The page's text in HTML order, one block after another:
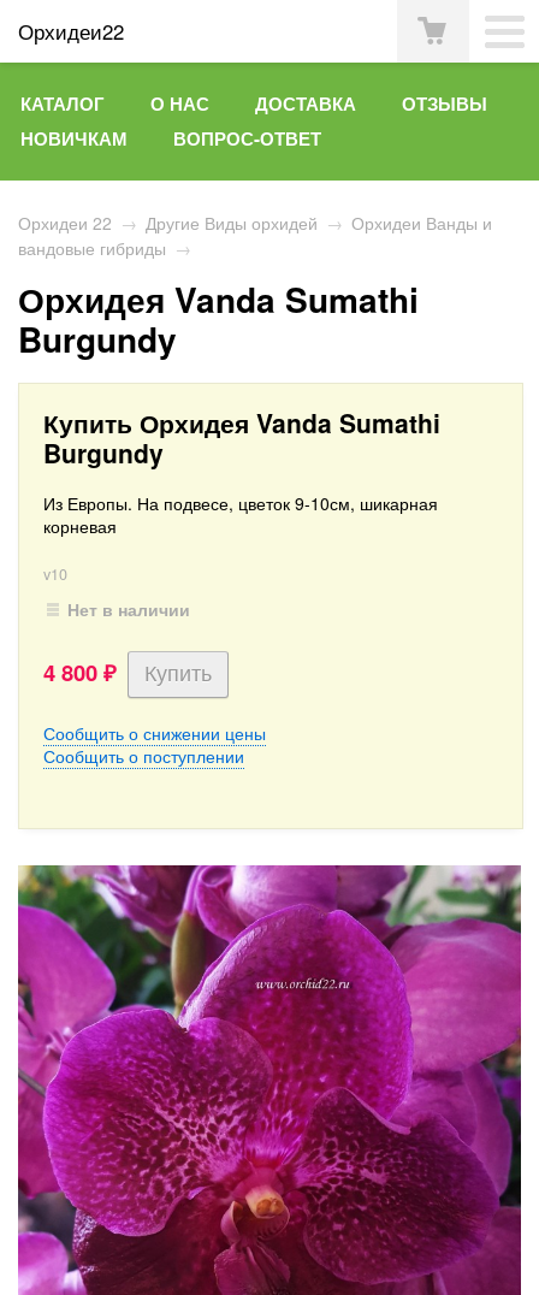
Орхидеи22
КАТАЛОГ О НАС ДОСТАВКА
ОТЗЫВЫ
НОВИЧКАМ
ВОПРОС-ОТВЕТ
Орхидеи 22 → Другие Виды орхидей → Орхидеи Ванды и
вандовые гибриды →
Орхидея Vanda Sumathi
Burgundy
Купить Орхидея Vanda Sumathi
Burgundy
Из Европы. На подвесе, цветок 9-10см, шикарная
корневая
v10
Нет в наличии
4 800 ₽
Сообщить о снижении цены
Сообщить о поступлении